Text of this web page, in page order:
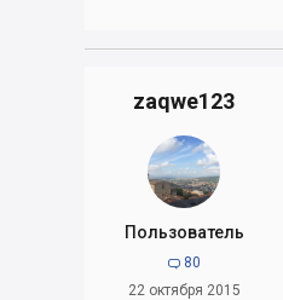
zaqwe123
Пользователь
 80
22 октября 2015